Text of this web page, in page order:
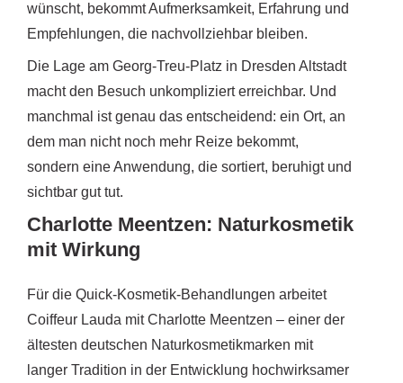
wünscht, bekommt Aufmerksamkeit, Erfahrung und
Empfehlungen, die nachvollziehbar bleiben.
Die Lage am Georg-Treu-Platz in Dresden Altstadt
macht den Besuch unkompliziert erreichbar. Und
manchmal ist genau das entscheidend: ein Ort, an
dem man nicht noch mehr Reize bekommt,
sondern eine Anwendung, die sortiert, beruhigt und
sichtbar gut tut.
Charlotte Meentzen: Naturkosmetik
mit Wirkung
Für die Quick-Kosmetik-Behandlungen arbeitet
Coiffeur Lauda mit Charlotte Meentzen – einer der
ältesten deutschen Naturkosmetikmarken mit
langer Tradition in der Entwicklung hochwirksamer